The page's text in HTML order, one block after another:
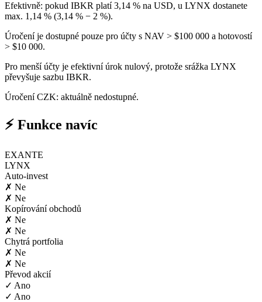
Efektivně: pokud IBKR platí 3,14 % na USD, u LYNX dostanete
max. 1,14 % (3,14 % − 2 %).
Úročení je dostupné pouze pro účty s NAV > $100 000 a hotovostí
> $10 000.
Pro menší účty je efektivní úrok nulový, protože srážka LYNX
převyšuje sazbu IBKR.
Úročení CZK: aktuálně nedostupné.
⚡ Funkce navíc
EXANTE
LYNX
Auto-invest
✗ Ne
✗ Ne
Kopírování obchodů
✗ Ne
✗ Ne
Chytrá portfolia
✗ Ne
✗ Ne
Převod akcií
✓ Ano
✓ Ano